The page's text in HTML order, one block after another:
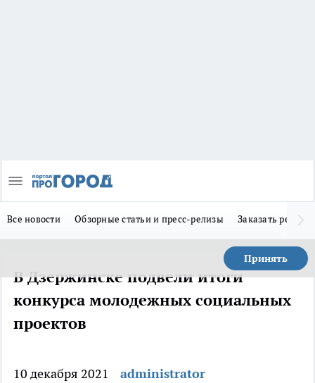
Все новости Обзорные статьи и пресс-релизы Заказать
Принять
В Дзержинске подвели итоги
конкурса молодежных социальных
проектов
10 декабря 2021
administrator